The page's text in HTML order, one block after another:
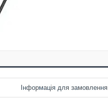
Інформація для замовлення